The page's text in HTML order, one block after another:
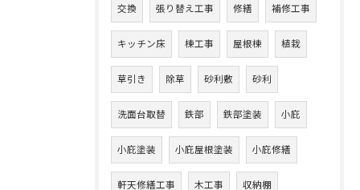
交換 張り替え工事 修繕 補修工事
キッチン床 棟工事 屋根棟 植栽
草引き 除草 砂利敷 砂利
洗面台取替 鉄部 鉄部塗装 小庇
小庇塗装 小庇屋根塗装 小庇修繕
軒天修繕工事 木工事 収納棚